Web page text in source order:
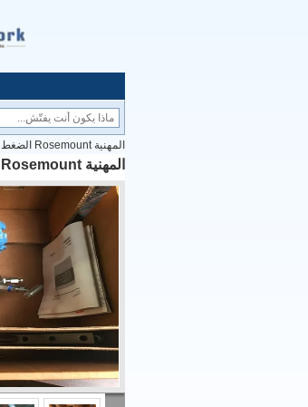
المهنية Rosemount الضغط درجة الحرارة الارسال 3051CD4A02A1AB1H2L4M5 -300 إلى 300PSI
المهنية Rosemount الضغط درجة الحرارة الارسال 3051CD4A02A1AB1H2L4M5 -300 إلى 300PSI